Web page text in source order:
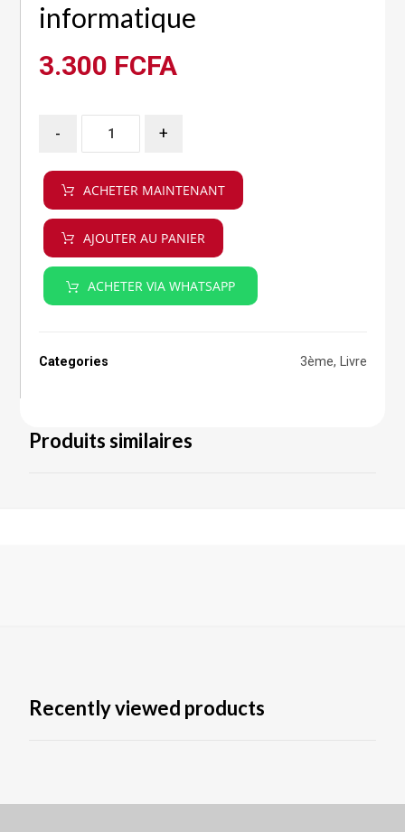
informatique
3.300 FCFA
- +
ACHETER MAINTENANT
AJOUTER AU PANIER
ACHETER VIA WHATSAPP
Categories 3ème, Livre
Produits similaires
Recently viewed products